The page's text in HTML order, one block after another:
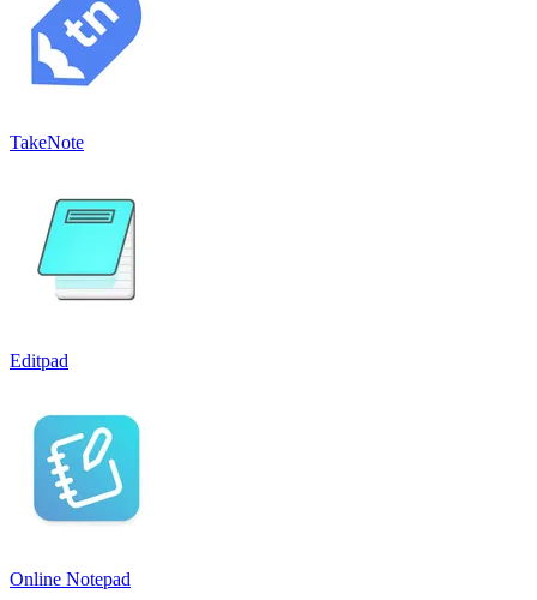
TakeNote
Editpad
Online Notepad